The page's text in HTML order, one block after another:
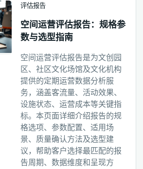
评估报告
空间运营评估报告：规格参
数与选型指南
空间运营评估报告是为文创园
区、社区文化场馆及文化机构
提供的定期运营数据分析服
务，涵盖客流量、活动效果、
设施状态、运营成本等关键指
标。本页面详细介绍报告的规
格选项、参数配置、适用场
景、质量确认方法及选型建
议，帮助客户选择最匹配的报
告周期、数据维度和呈现方